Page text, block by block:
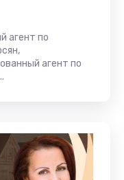
агент по
агент по